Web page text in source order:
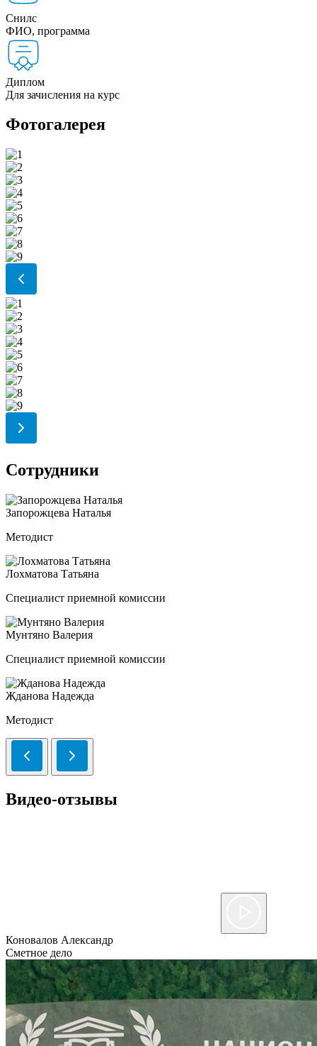
Снилс
ФИО, программа
Диплом
Для зачисления на курс
Фотогалерея
Сотрудники
Запорожцева Наталья
Методист
Лохматова Татьяна
Специалист приемной комиссии
Мунтяно Валерия
Специалист приемной комиссии
Жданова Надежда
Методист
Видео-отзывы
Коновалов Александр
Сметное дело